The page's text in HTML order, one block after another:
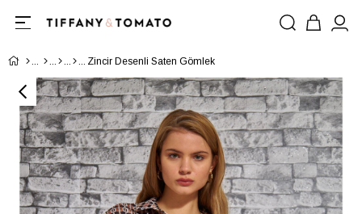
Zincir Desenli Saten Gömlek